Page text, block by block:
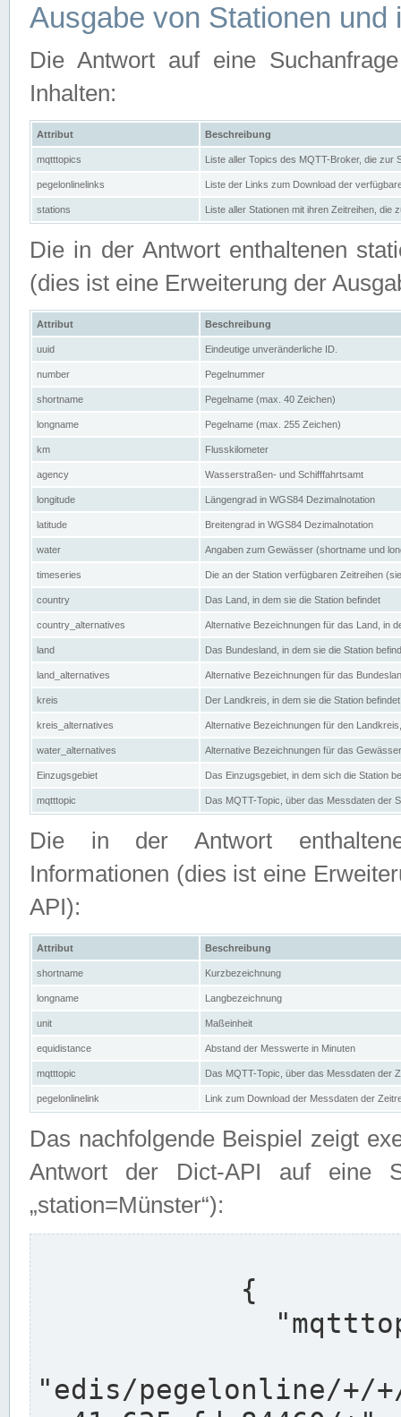
Ausgabe von Stationen und
Die Antwort auf eine
Inhalten:
Attribut Beschreibung
mqtttopics Liste aller Topics des MQTT-Broker, die zur
pegelonlinelinks Liste der Links zum Download der
stations Liste aller Stationen mit ihren Zeitreihen, die
Die in der Antwort enthaltenen
(dies ist eine Erweiterung der
Attribut Beschreibung
uuid Eindeutige unveränderliche ID.
number Pegelnummer
shortname Pegelname (max. 40 Zeichen)
longname Pegelname (max. 255 Zeichen)
km Flusskilometer
agency Wasserstraßen- und Schifffahrtsamt
longitude Längengrad in WGS84 Dezimalnotation
latitude Breitengrad in WGS84 Dezimalnotation
water Angaben zum Gewässer (shortname und
timeseries Die an der Station verfügbaren Zeitreihen
country Das Land, in dem sie die Station befindet
country_alternatives Alternative Bezeichnungen für das Land, in
land Das Bundesland, in dem sie die Station
land_alternatives Alternative Bezeichnungen für das
kreis Der Landkreis, in dem sie die Station befindet
kreis_alternatives Alternative Bezeichnungen für den
water_alternatives Alternative Bezeichnungen für das
Einzugsgebiet Das Einzugsgebiet, in dem sich die Station
mqtttopic Das MQTT-Topic, über das Messdaten der
Die in der Antwort
Informationen (dies ist eine
API):
Attribut Beschreibung
shortname Kurzbezeichnung
longname Langbezeichnung
unit Maßeinheit
equidistance Abstand der Messwerte in Minuten
mqtttopic Das MQTT-Topic, über das Messdaten der
pegelonlinelink Link zum Download der Messdaten der
Das nachfolgende Beispiel zeigt
Antwort der Dict-API auf eine
„station=Münster“):
"edis/pegelonline/+/